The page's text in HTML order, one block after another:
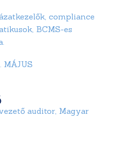
compliance
BCMS-es
MÁJUS
auditor, Magyar